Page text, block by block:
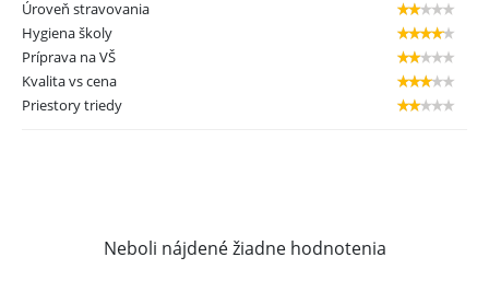
Úroveň stravovania
Hygiena školy
Príprava na VŠ
Kvalita vs cena
Priestory triedy
Neboli nájdené žiadne hodnotenia